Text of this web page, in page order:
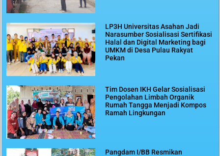
LP3H Universitas Asahan Jadi
Narasumber Sosialisasi Sertifikasi
Halal dan Digital Marketing bagi
UMKM di Desa Pulau Rakyat
Pekan
Tim Dosen IKH Gelar Sosialisasi
Pengolahan Limbah Organik
Rumah Tangga Menjadi Kompos
Ramah Lingkungan
Pangdam I/BB Resmikan